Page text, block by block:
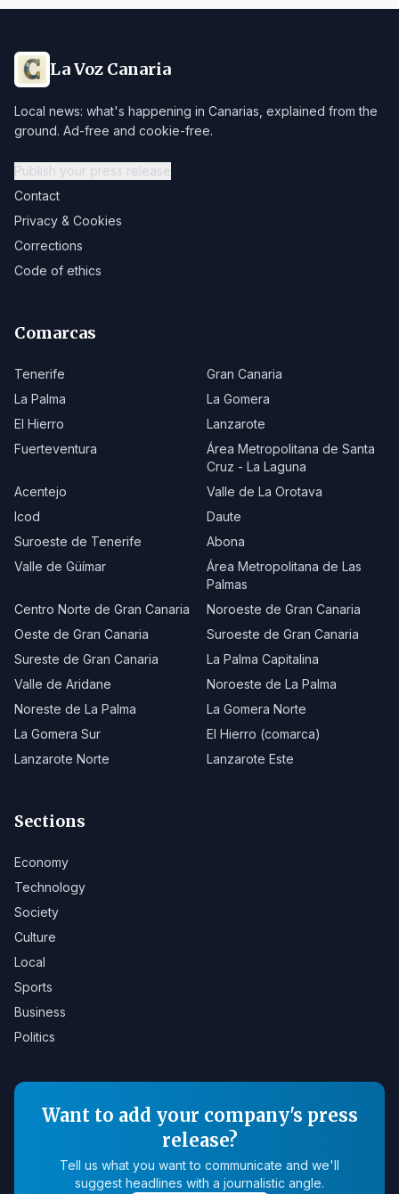
La Voz Canaria
Local news: what's happening in Canarias, explained from the
ground. Ad-free and cookie-free.
Publish your press release
Contact
Privacy & Cookies
Corrections
Code of ethics
Comarcas
Tenerife
Gran Canaria
La Palma
La Gomera
El Hierro
Lanzarote
Fuerteventura
Área Metropolitana de Santa
Cruz - La Laguna
Acentejo
Valle de La Orotava
Icod
Daute
Suroeste de Tenerife
Abona
Valle de Güímar
Área Metropolitana de Las
Palmas
Centro Norte de Gran Canaria
Noroeste de Gran Canaria
Oeste de Gran Canaria
Suroeste de Gran Canaria
Sureste de Gran Canaria
La Palma Capitalina
Valle de Aridane
Noroeste de La Palma
Noreste de La Palma
La Gomera Norte
La Gomera Sur
El Hierro (comarca)
Lanzarote Norte
Lanzarote Este
Sections
Economy
Technology
Society
Culture
Local
Sports
Business
Politics
Want to add your company's press
release?
Tell us what you want to communicate and we'll
suggest headlines with a journalistic angle.